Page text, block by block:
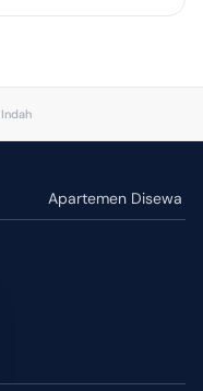
Apartemen Disewa